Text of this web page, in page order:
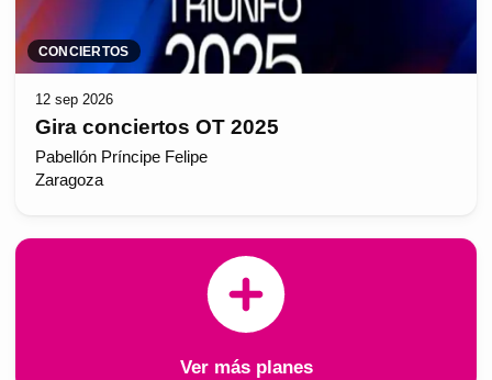
CONCIERTOS
12 sep 2026
Gira conciertos OT 2025
Pabellón Príncipe Felipe
Zaragoza
Ver más planes